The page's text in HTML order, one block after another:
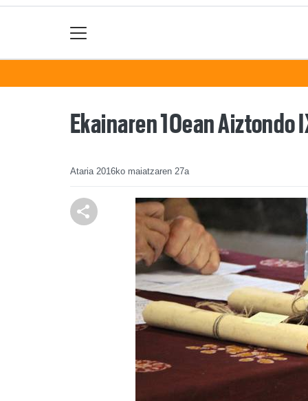
Ekainaren 10ean Aiztondo
Ataria 2016ko maiatzaren 27a